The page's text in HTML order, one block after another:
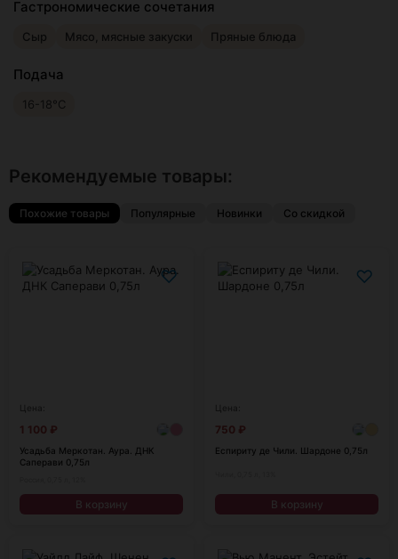
Гастрономические сочетания
Сыр Мясо, мясные закуски Пряные блюда
Подача
16-18°С
Рекомендуемые товары:
Похожие товары Популярные Новинки Со скидкой
♡
1 100 ₽
Усадьба Меркотан. Аура. ДНК
Саперави 0,75л
В корзину
♡
750 ₽
Еспириту де Чили. Шардоне 0,75л
В корзину